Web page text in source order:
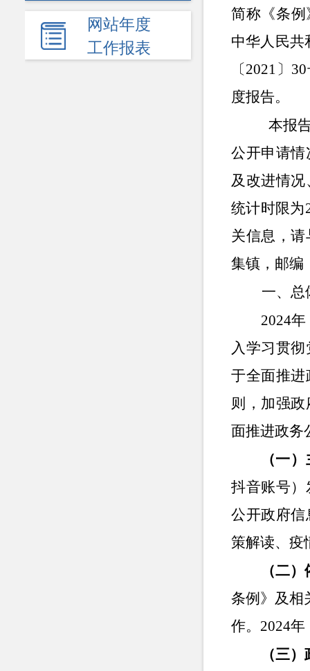
网站年度
工作报表
简称《条
中华人民共
〔2021〕
度报告。
本报
公开申请
及改进情
统计时限为
关信息，
集镇，邮编
一、总
2024年
入学习贯
于全面推
则，加强
面推进政务
（一
抖音账号）
公开政府信
策解读、疫
（二
条例》及相
作。 2024年
（三